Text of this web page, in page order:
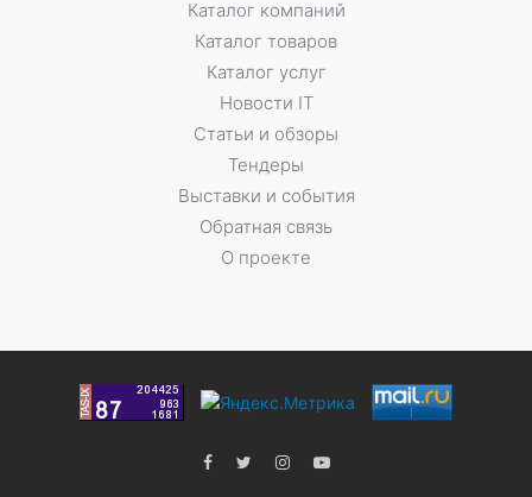
Каталог компаний
Каталог товаров
Каталог услуг
Новости IT
Статьи и обзоры
Тендеры
Выставки и события
Обратная связь
О проекте